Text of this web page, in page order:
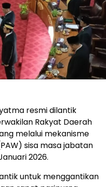
resmi dilantik
Rakyat Daerah
melalui mekanisme
sisa masa jabatan
2026.
untuk menggantikan